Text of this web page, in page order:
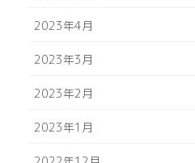
2023年4月
2023年3月
2023年2月
2023年1月